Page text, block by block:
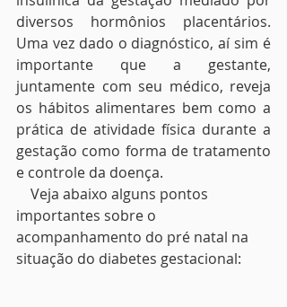
diversos hormônios placentários.
Uma vez dado o diagnóstico, aí sim é
importante que a gestante,
juntamente com seu médico, reveja
os hábitos alimentares bem como a
prática de atividade física durante a
gestação como forma de tratamento
e controle da doença.
importantes sobre o
acompanhamento do pré natal na
situação do diabetes gestacional: